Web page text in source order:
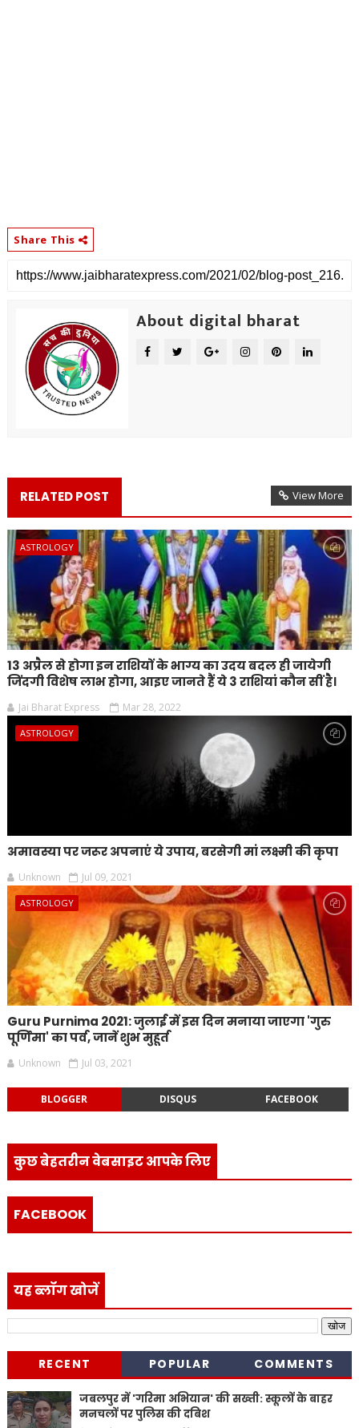
Share This
About digital bharat
RELATED POST View More
ASTROLOGY
13 अप्रैल से होगा इन राशियों के भाग्य का उदय बदल ही जायेगी
जिंदगी विशेष लाभ होगा, आइए जानते हैं ये 3 राशियां कौन सीं है।
Jai Bharat Express Mar 28, 2022
ASTROLOGY
अमावस्या पर जरूर अपनाएं ये उपाय, बरसेगी मां लक्ष्मी की कृपा
Unknown Jul 09, 2021
ASTROLOGY
Guru Purnima 2021: जुलाई में इस दिन मनाया जाएगा 'गुरु
पूर्णिमा' का पर्व, जानें शुभ मुहूर्त
Unknown Jul 03, 2021
BLOGGER DISQUS FACEBOOK
कुछ बेहतरीन वेबसाइट आपके लिए
FACEBOOK
यह ब्लॉग खोजें
RECENT POPULAR COMMENTS
जबलपुर में 'गरिमा अभियान' की सख्ती: स्कूलों के बाहर
मनचलों पर पुलिस की दबिश